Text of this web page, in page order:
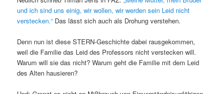
und ich sind uns einig, wir wollen, wir werden sein Leid nicht
verstecken.“ Das lässt sich auch als Drohung verstehen.
Denn nun ist diese STERN-Geschichte dabei rausgekommen,
weil die Familie das Leid des Professors nicht verstecken will.
Warum will sie das nicht? Warum geht die Familie mit dem Leid
des Alten hausieren?